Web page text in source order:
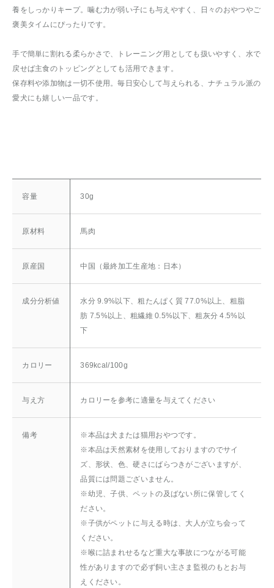
養をしっかりキープ。噛む力が弱い子にも与えやすく、日々のおやつやご
褒美タイムにぴったりです。
手で簡単に割れる柔らかさで、トレーニング用としても扱いやすく、水で
戻せば主食のトッピングとしても活用できます。
保存料や添加物は一切不使用。毎日安心して与えられる、ナチュラル派の
愛犬にも嬉しい一品です。
容量 30g
原材料 馬肉
原産国 中国（最終加工生産地：日本）
成分分析値
水分 9.9%以下、粗たんぱく質 77.0%以上、粗脂
肪 7.5%以上、粗繊維 0.5%以下、粗灰分 4.5%以
下
カロリー 369kcal/100g
与え方 カロリーを参考に適量を与えてください
備考
※本品は犬または猫用おやつです。
※本品は天然素材を使用しておりますのでサイ
ズ、形状、色、硬さにばらつきがございますが、
品質には問題ございません。
※幼児、子供、ペットの及ばない所に保管してく
ださい。
※子供がペットに与える時は、大人が立ち会って
ください。
※喉に詰まれせるなど重大な事故につながる可能
性がありますので必ず飼い主さま監視のもとお与
えください。